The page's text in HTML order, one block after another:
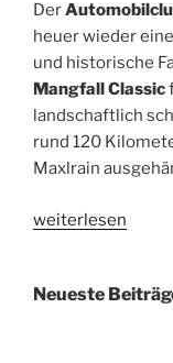
Der
heuer wieder
und historische
Mangfall Classic
landschaftlich
rund 120
Maxlrain
„Erfolgreicher
das
weiterlesen
Neueste